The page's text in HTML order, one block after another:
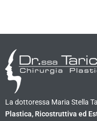
La dottoressa Maria Stella
Plastica, Ricostruttiva ed